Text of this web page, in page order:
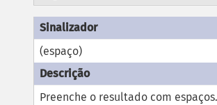
(espaço)
Preenche o resultado com